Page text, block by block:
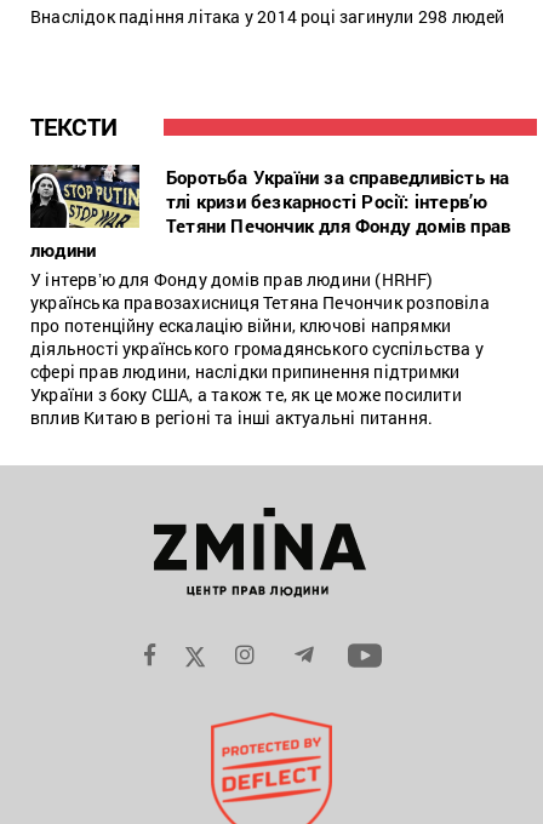
Внаслідок падіння літака у 2014 році загинули 298 людей
ТЕКСТИ
Боротьба України за справедливість на
тлі кризи безкарності Росії: інтерв’ю
Тетяни Печончик для Фонду домів прав
людини
У інтервʼю для Фонду домів прав людини (HRHF)
українська правозахисниця Тетяна Печончик розповіла
про потенційну ескалацію війни, ключові напрямки
діяльності українського громадянського суспільства у
сфері прав людини, наслідки припинення підтримки
України з боку США, а також те, як це може посилити
вплив Китаю в регіоні та інші актуальні питання.